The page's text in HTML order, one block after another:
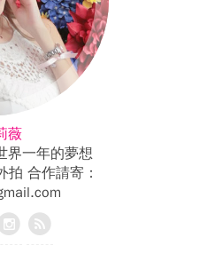
薇
界一年的夢想
合作請寄：